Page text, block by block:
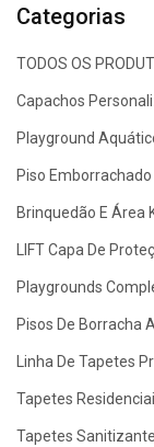
Categorias
TODOS OS
Capachos
Playground
Piso
Brinquedão E Área
LIFT Capa De
Playgrounds
Pisos De Borracha
Linha De Tapetes
Tapetes
Tapetes